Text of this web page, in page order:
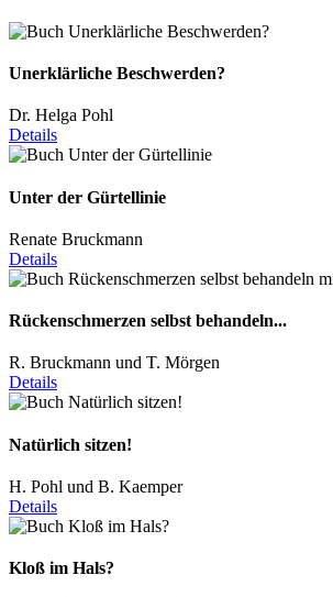
Unerklärliche Beschwerden?
Dr. Helga Pohl
Details
Unter der Gürtellinie
Renate Bruckmann
Details
Rückenschmerzen selbst behandeln...
R. Bruckmann und T. Mörgen
Details
Natürlich sitzen!
H. Pohl und B. Kaemper
Details
Kloß im Hals?